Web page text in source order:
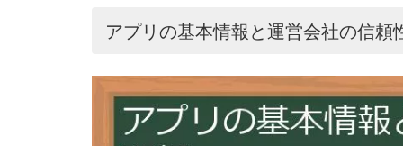
アプリの基本情報と運営会社の信頼